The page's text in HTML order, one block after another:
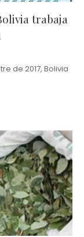
trabaja
de 2017, Bolivia